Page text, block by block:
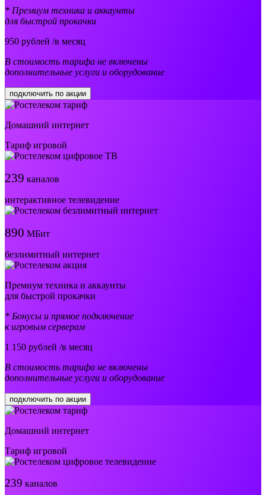
* Премиум техника и аккаунты
для быстрой прокачки
950 рублей /в месяц
В стоимость тарифа не включены
дополнительные услуги и оборудование
подключить по акции
Домашний интернет
Тариф игровой
239 каналов
интерактивное телевидение
890 МБит
безлимитный интернет
Премиум техника и аккаунты
для быстрой прокачки
* Бонусы и прямое подключение
к игровым серверам
1 150 рублей /в месяц
В стоимость тарифа не включены
дополнительные услуги и оборудование
подключить по акции
Домашний интернет
Тариф игровой
239 каналов